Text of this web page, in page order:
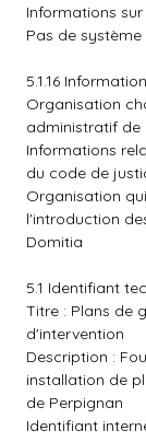
Informations
Pas de
5.1.16
Organisation
administratif de
Informations
du code de
Organisation
l'introduction
Domitia
5.1 Identifiant
Titre : Plans de
d'intervention
Description :
installation de
de Perpignan
Identifiant